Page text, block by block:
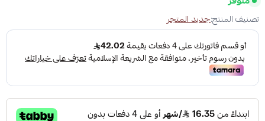
تصنيف المنتج:جديد المتجر